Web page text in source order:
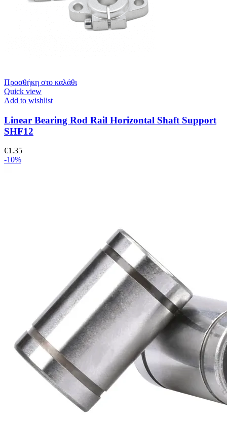
Προσθήκη στο καλάθι
Quick view
Add to wishlist
Linear Bearing Rod Rail Horizontal Shaft Support
SHF12
€1.35
-10%